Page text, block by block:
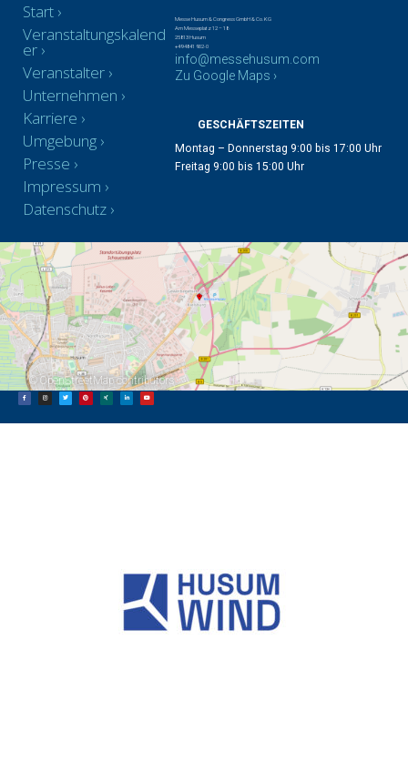
Start
Veranstaltungskalend
er
Veranstalter
Unternehmen
Karriere
Umgebung
Presse
Impressum
Datenschutz
Messe Husum & Congress GmbH & Co. KG
Am Messeplatz 12 – 18
25813 Husum
+49 4841 902-0
info@messehusum.com
Zu Google Maps ›
GESCHÄFTSZEITEN
Montag – Donnerstag 9:00 bis 17:00 Uhr
Freitag 9:00 bis 15:00 Uhr
© OpenStreetMapcontributors